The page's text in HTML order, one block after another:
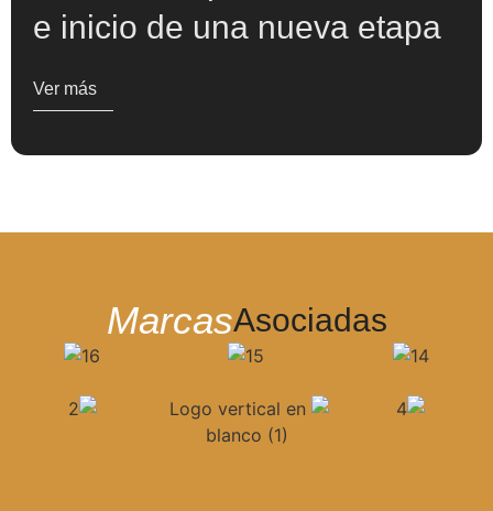
e inicio de una nueva etapa
Ver más
MarcasAsociadas